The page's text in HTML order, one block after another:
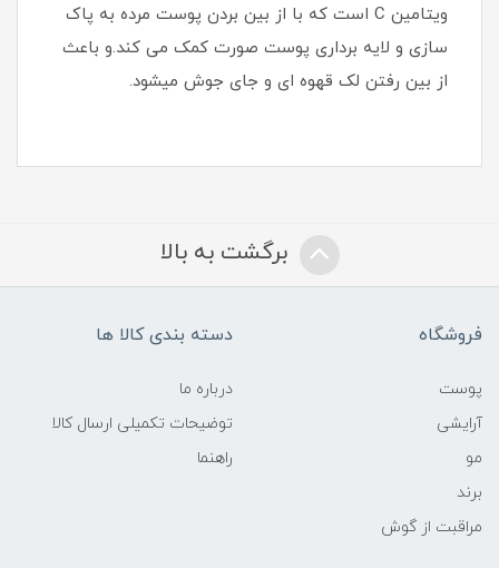
ویتامین C است که با از بین بردن پوست مرده به پاک
سازی و لایه برداری پوست صورت کمک می کند.و باعث
از بین رفتن لک قهوه ای و جای جوش میشود.
برگشت به بالا
فروشگاه
پوست
آرایشی
مو
برند
مراقبت از گوش
دسته بندی کالا ها
درباره ما
توضیحات تکمیلی ارسال کالا
راهنما